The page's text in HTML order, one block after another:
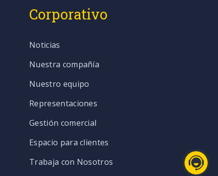
Corporativo
Noticias
Nuestra compañía
Nuestro equipo
Representaciones
Gestión comercial
Espacio para clientes
Trabaja con Nosotros